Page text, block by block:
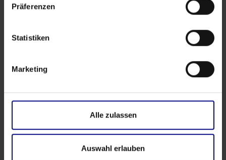
Präferenzen
Statistiken
Marketing
Alle zulassen
Auswahl erlauben